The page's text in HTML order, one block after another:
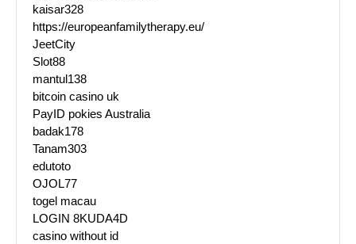
kaisar328
https://europeanfamilytherapy.eu/
JeetCity
Slot88
mantul138
bitcoin casino uk
PayID pokies Australia
badak178
Tanam303
edutoto
OJOL77
togel macau
LOGIN 8KUDA4D
casino without id